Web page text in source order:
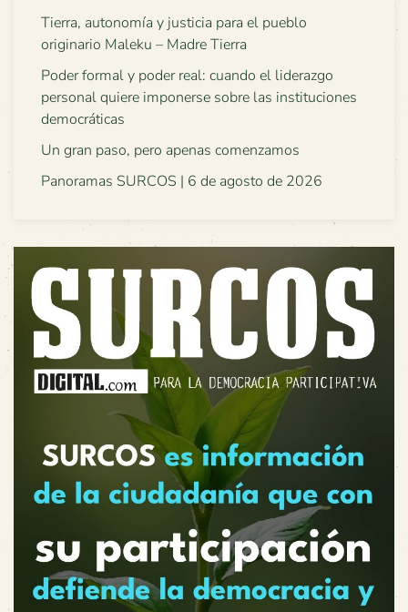
Tierra, autonomía y justicia para el pueblo
originario Maleku – Madre Tierra
Poder formal y poder real: cuando el liderazgo
personal quiere imponerse sobre las instituciones
democráticas
Un gran paso, pero apenas comenzamos
Panoramas SURCOS | 6 de agosto de 2026